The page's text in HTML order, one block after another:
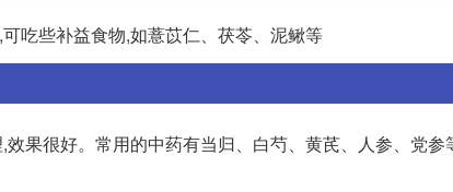
吃些补益食物,如薏苡仁、茯苓、泥鳅等
果很好。常用的中药有当归、白芍、黄芪、人参、党参